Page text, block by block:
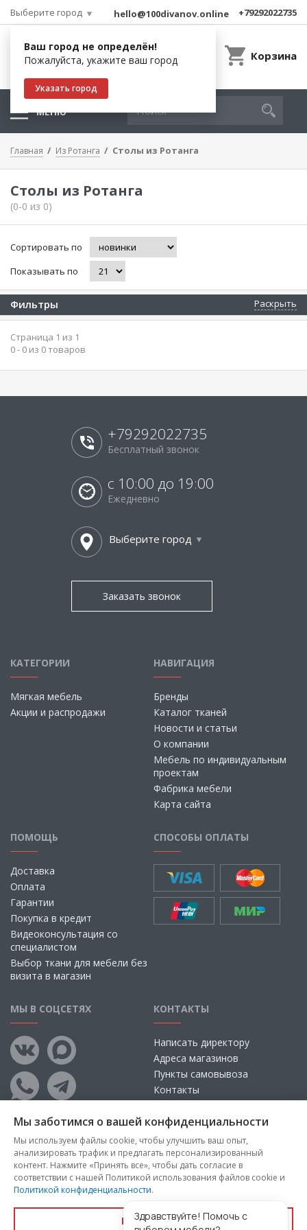
Выберите город
Ваш город не определён!
Пожалуйста, укажите ваш город
Указать город
hello@100divanov.online +79292022735
Корзина
МЕНЮ
Главная Из Ротанга Столы из Ротанга
Столы из Ротанга
(0-0 из 0)
Сортировать по
Показывать по
Фильтры Раскрыть
Страница 1 из 1
0 - 0 из 0 товаров
+79292022735
Бесплатный звонок
с 10:00 до 19:00
Ежедневно
Выберите город
Заказать звонок
КАТЕГОРИИ
Мягкая мебель
Акции и распродажи
НАВИГАЦИЯ
Бренды
Каталог тканей
Новости и статьи
О компании
Мебель по индивидуальным
проектам
Фабрика мебели
Карта сайта
ПОМОЩЬ
Доставка
Оплата
Гарантии
Покупка в кредит
Видеоконсультация со
специалистом
Выбор ткани для мебели без
визита в магазин
СПОСОБЫ ОПЛАТЫ
МЫ В СОЦСЕТЯХ КОНТАКТЫ
Написать директору
Адреса магазинов
Пункты самовывоза
Контакты
Copyright © 2026, ООО «100 Диванов» — Все права защищены
Администрация Сайта не несет ответственности за
размещаемые Пользователями материалы, их содержание,
Мы заботимся о вашей конфиденциальности
Мы используем файлы cookie, чтобы улучшить ваш опыт,
анализировать трафик и предлагать персонализированный
контент. Нажмите «Принять все», чтобы дать согласие в
соответствии с нашей Политикой использования файлов cookie и
Политикой конфиденциальности.
Принять все
Здравствуйте! Помочь с